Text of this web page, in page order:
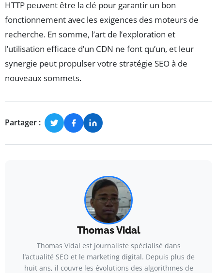
HTTP peuvent être la clé pour garantir un bon
fonctionnement avec les exigences des moteurs de
recherche. En somme, l’art de l’exploration et
l’utilisation efficace d’un CDN ne font qu’un, et leur
synergie peut propulser votre stratégie SEO à de
nouveaux sommets.
Partager :
Thomas Vidal
Thomas Vidal est journaliste spécialisé dans
l’actualité SEO et le marketing digital. Depuis plus de
huit ans, il couvre les évolutions des algorithmes de